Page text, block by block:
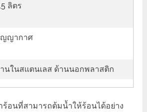
ลิตร
ญากาศ
นในสแตนเลส ด้านนอกพลาสติก
ร้อนที่สามารถต้มน้ำให้ร้อนได้อย่าง